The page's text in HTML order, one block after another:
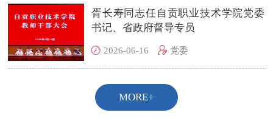
胥长寿同志任自贡职业技术学院党委
书记、省政府督导专员
2026-06-16 党委
MORE+